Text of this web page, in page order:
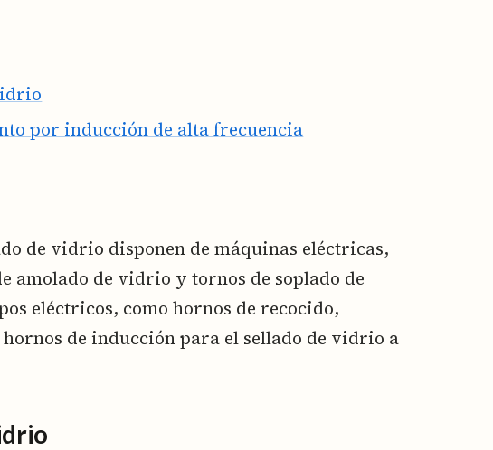
por inducción de alta frecuencia
de vidrio disponen de máquinas eléctricas,
amolado de vidrio y tornos de soplado de
eléctricos, como hornos de recocido,
de inducción para el sellado de vidrio a